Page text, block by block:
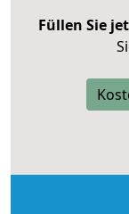
Füllen Sie